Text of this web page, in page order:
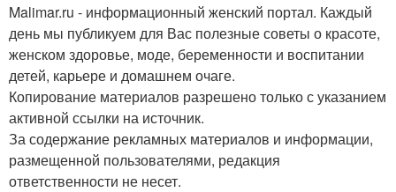
Malimar.ru - информационный женский портал. Каждый
день мы публикуем для Вас полезные советы о красоте,
женском здоровье, моде, беременности и воспитании
детей, карьере и домашнем очаге.
Копирование материалов разрешено только с указанием
активной ссылки на источник.
За содержание рекламных материалов и информации,
размещенной пользователями, редакция
ответственности не несет.